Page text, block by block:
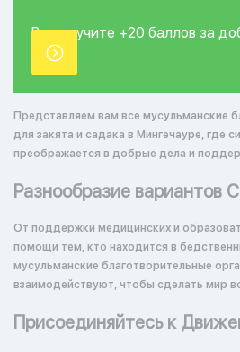
Вы получите +20 баллов за
точки.
Представляем вам все мусульманские
для закята и садака в Мингечауре, где
преображается в добрые дела и
Разнообразие вариантов
От поддержки медицинских и
помощи тем, кто находится в
мусульманские благотворительные
взаимодействуют, чтобы сделать мир
Присоединяйтесь к